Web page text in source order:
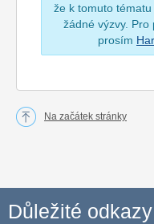
že k tomuto
žádné výzvy. Pro
prosím
Na začátek stránky
Důležité odkazy